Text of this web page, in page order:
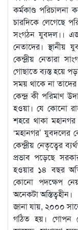
কর্মকাণ্ড
চারদিকে লেগেছে
সংগঠন যুবদল।।
নেতাদের। স্থানীয়
কেন্দ্রীয় নেতারা
গোছাতে ব্যস্ত হয়ে
সময় থাকে না
কেন্দ্র কী পরিমাণ
হওয়া। যে কোনো
শহরে থাকা মহানগর
‘মহানগর’ যুবদলের
কেন্দ্রীয় নেতৃত্বের
প্রভাব পড়েছে
হওয়ার ১৪ বছর
কোনো পদক্ষেপ
অনেকটা অস্তিত্বহীন।
জানা যায়, ২০০০
গঠিত হয়। গোপন